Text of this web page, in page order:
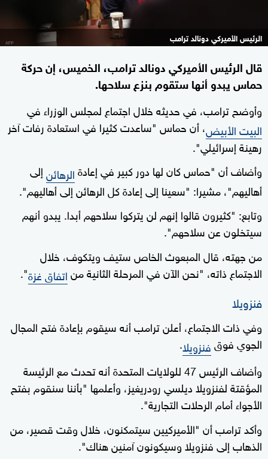
الرئيس الأميركي دونالد ترامب
قال الرئيس الأميركي دونالد ترامب، الخميس، إن حركة
حماس يبدو أنها ستقوم بنزع سلاحها.
وأوضح ترامب، في حديثه خلال اجتماع لمجلس الوزراء في
البيت الأبيض، أن حماس "ساعدت كثيرا في استعادة رفات آخر
رهينة إسرائيلي".
وأضاف أن "حماس كان لها دور كبير في إعادةالرهائنإلى
أهاليهم"، مشيرا: "سعينا إلى إعادة كل الرهائن إلى أهاليهم".
وتابع: "كثيرون قالوا إنهم لن يتركوا سلاحهم أبدا. يبدو أنهم
سيتخلون عن سلاحهم".
من جهته، قال المبعوث الخاص ستيف ويتكوف، خلال
الاجتماع ذاته، "نحن الآن في المرحلة الثانية مناتفاق غزة".
فنزويلا
وفي ذات الاجتماع، أعلن ترامب أنه سيقوم بإعادة فتح المجال
الجوي فوقفنزويلا.
وأضاف الرئيس 47 للولايات المتحدة أنه تحدث مع الرئيسة
المؤقتة لفنزويلا ديلسي رودريغيز، وأعلمها "بأننا سنقوم بفتح
الأجواء أمام الرحلات التجارية".
وأكد ترامب أن "الأميركيين سيتمكنون، خلال وقت قصير، من
الذهاب إلى فنزويلا وسيكونون آمنين هناك".